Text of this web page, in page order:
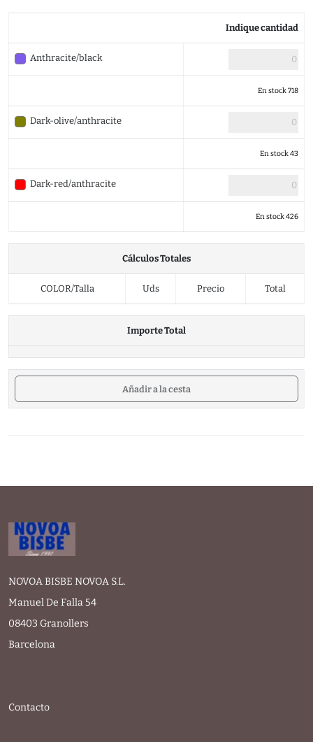
Indique cantidad
Anthracite/black
En stock 718
Dark-olive/anthracite
En stock 43
Dark-red/anthracite
En stock 426
Cálculos Totales
COLOR/Talla Uds Precio Total
Importe Total
Añadir a la cesta
NOVOA BISBE NOVOA S.L.
Manuel De Falla 54
08403 Granollers
Barcelona
Contacto